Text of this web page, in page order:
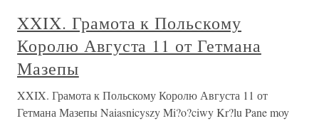
XXIX. Грамота к Польскому
Королю Августа 11 от Гетмана
Мазепы
XXIX. Грамота к Польскому Королю Августа 11 от
Гетмана Мазепы Naiasnicyszy Mi?o?ciwy Kr?lu Pane moy